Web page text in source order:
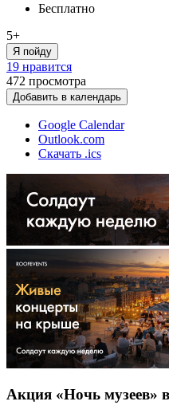
Бесплатно
5+
Я пойду
19 нравится
472 просмотра
Добавить в календарь
Google Calendar
Outlook.com
Скачать .ics
Акция «Ночь музеев»